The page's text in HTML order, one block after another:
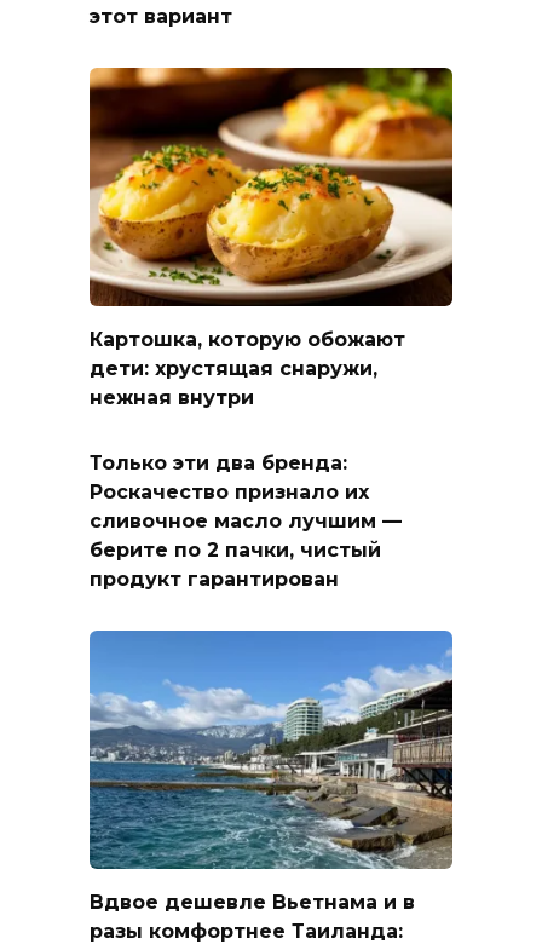
этот вариант
Картошка, которую обожают
дети: хрустящая снаружи,
нежная внутри
Только эти два бренда:
Роскачество признало их
сливочное масло лучшим —
берите по 2 пачки, чистый
продукт гарантирован
Вдвое дешевле Вьетнама и в
разы комфортнее Таиланда: